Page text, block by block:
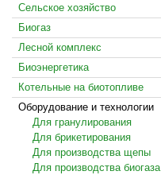
Сельское хозяйство
Биогаз
Лесной комплекс
Биоэнергетика
Котельные на биотопливе
Оборудование и технологии
Для гранулирования
Для брикетирования
Для производства щепы
Для производства биогаза